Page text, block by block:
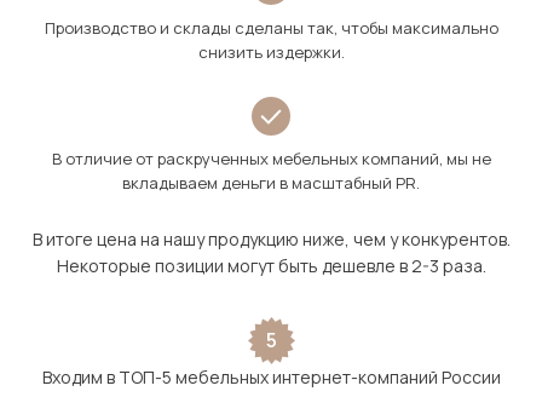
Производство и склады сделаны так, чтобы максимально
снизить издержки.
В отличие от раскрученных мебельных компаний, мы не
вкладываем деньги в масштабный PR.
В итоге цена на нашу продукцию ниже, чем у конкурентов.
Некоторые позиции могут быть дешевле в 2-3 раза.
5
Входим в ТОП-5 мебельных интернет-компаний России